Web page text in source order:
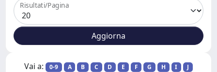
Risultati/Pagina
Vai a: 0-9 A B C D E F G H I
J